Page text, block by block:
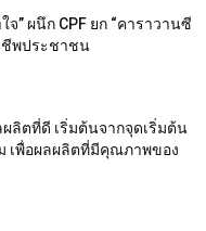
” ผนึก CPF ยก “คาราวานซี
ชีพประชาชน
ลิตที่ดี เริ่มต้นจากจุดเริ่มต้น
เพื่อผลผลิตที่มีคุณภาพของ